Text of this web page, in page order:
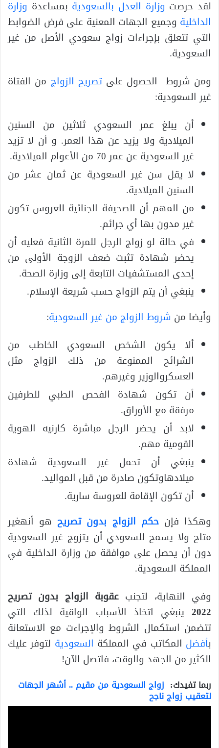
لقد حرصت وزارة العدل بالسعودية بمساعدة وزارة
الداخلية وجميع الجهات المعنية على فرض الضوابط
التي تتعلق بإجراءات زواج سعودي الأصل من غير
السعودية.
ومن شروط الحصول على تصريح الزواج من الفتاة
غير السعودية:
أن يبلغ عمر السعودي ثلاثين من السنين
الميلادية ولا يزيد عن هذا العمر. و أن لا تزيد
غير السعودية عن عمر 70 من الأعوام الميلادية.
لا يقل سن غير السعودية عن ثمان عشر من
السنين الميلادية.
من المهم أن الصحيفة الجنائية للعروس تكون
غير مدون بها أي جرائم.
في حالة لو زواج الرجل للمرة الثانية فعليه أن
يحضر شهادة تثبت ضعف الزوجة الأولى من
إحدى المستشفيات التابعة إلى وزارة الصحة.
ينبغي أن يتم الزواج حسب شريعة الإسلام.
وأيضا من شروط الزواج من غير السعودية:
ألا يكون الشخص السعودي الخاطب من
الشرائح الممنوعة من ذلك الزواج مثل
العسكروالوزير وغيرهم.
أن تكون شهادة الفحص الطبي للطرفين
مرفقة مع الأوراق.
لابد أن يحضر الرجل مباشرة كارنيه الهوية
القومية مهم.
ينبغي أن تحمل غير السعودية شهادة
ميلادهاوتكون صادرة من قبل المواليد.
أن تكون الإقامة للعروسة سارية.
وهكذا فإنحكم الزواج بدون تصريحهو أنهغير
متاح ولا يسمح للسعودي أن يتزوج غير السعودية
دون أن يحصل على موافقة من وزارة الداخلية في
المملكة السعودية.
وفي النهاية، لتجنب عقوبة الزواج بدون تصريح
2022 ينبغي اتخاذ الأسباب الواقية لذلك التي
تتضمن استكمال الشروط والإجراءت مع الاستعانة
بأفضل المكاتب في المملكة السعودية لتوفر عليك
الكثير من الجهد والوقت، فاتصل الآن!
ربما تفيدك: زواج السعودية من مقيم .. أشهر الجهات
لتعقيب زواج ناجح